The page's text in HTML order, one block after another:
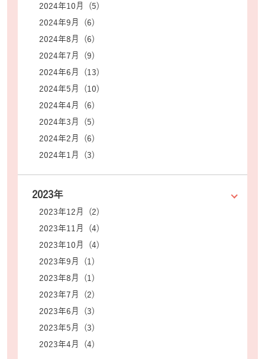
2024年10月 (5)
2024年9月 (6)
2024年8月 (6)
2024年7月 (9)
2024年6月 (13)
2024年5月 (10)
2024年4月 (6)
2024年3月 (5)
2024年2月 (6)
2024年1月 (3)
2023年
2023年12月 (2)
2023年11月 (4)
2023年10月 (4)
2023年9月 (1)
2023年8月 (1)
2023年7月 (2)
2023年6月 (3)
2023年5月 (3)
2023年4月 (4)